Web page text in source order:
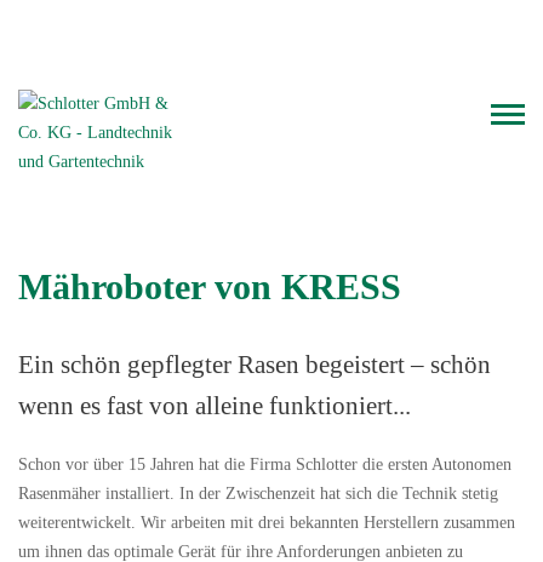
Mähroboter von KRESS
Ein schön gepflegter Rasen begeistert – schön
wenn es fast von alleine funktioniert...
Schon vor über 15 Jahren hat die Firma Schlotter die ersten Autonomen
Rasenmäher installiert. In der Zwischenzeit hat sich die Technik stetig
weiterentwickelt. Wir arbeiten mit drei bekannten Herstellern zusammen
um ihnen das optimale Gerät für ihre Anforderungen anbieten zu